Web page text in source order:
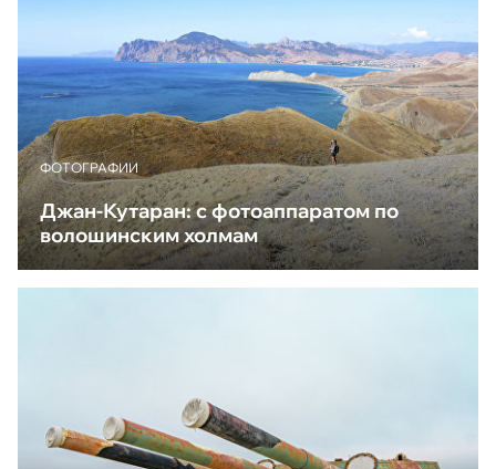
ФОТОГРАФИИ
Джан-Кутаран: с фотоаппаратом по
волошинским холмам